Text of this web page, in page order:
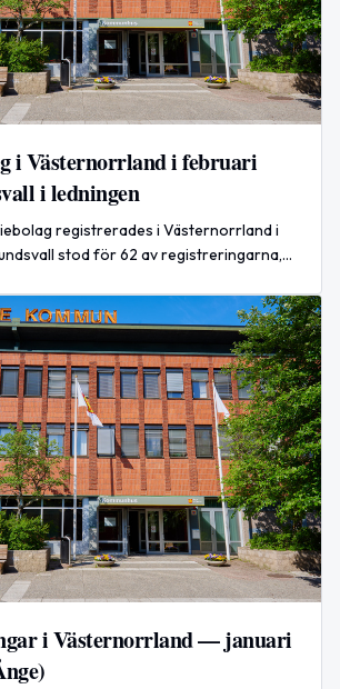
i Västernorrland i februari
i ledningen
registrerades i Västernorrland i
stod för 62 av registreringarna,
i Västernorrland — januari